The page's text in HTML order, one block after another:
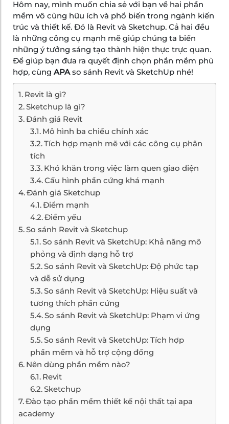
Hôm nay, mình muốn chia sẻ với bạn về hai phần
mềm vô cùng hữu ích và phổ biến trong ngành kiến
trúc và thiết kế. Đó là Revit và Sketchup. Cả hai đều
là những công cụ mạnh mẽ giúp chúng ta biến
những ý tưởng sáng tạo thành hiện thực trực quan.
Để giúp bạn đưa ra quyết định chọn phần mềm phù
hợp, cùng APAso sánh Revit và SketchUp nhé!
Revit là gì?
Sketchup là gì?
Đánh giá Revit
Mô hình ba chiều chính xác
Tích hợp mạnh mẽ với các công cụ phân
tích
Khó khăn trong việc làm quen giao diện
Cấu hình phần cứng khá mạnh
Đánh giá Sketchup
Điểm mạnh
Điểm yếu
So sánh Revit và Sketchup
So sánh Revit và SketchUp: Khả năng mô
phỏng và định dạng hỗ trợ
So sánh Revit và SketchUp: Độ phức tạp
và dễ sử dụng
So sánh Revit và SketchUp: Hiệu suất và
tương thích phần cứng
So sánh Revit và SketchUp: Phạm vi ứng
dụng
So sánh Revit và SketchUp: Tích hợp
phần mềm và hỗ trợ cộng đồng
Nên dùng phần mềm nào?
Revit
Sketchup
Đào tạo phần mềm thiết kế nội thất tại apa
academy